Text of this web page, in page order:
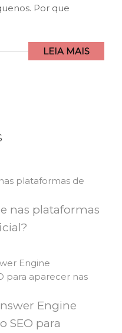
Por que
LEIA MAIS
nas plataformas
Engine
SEO para